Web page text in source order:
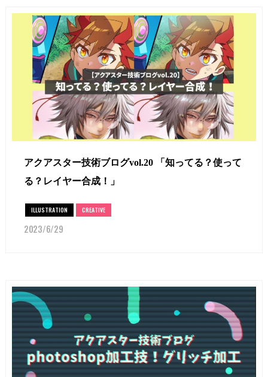
アクアスター技術ブログvol.20 「知ってる？使って
る？レイヤー合成！」
ILLUSTRATION CREATIVE
2023/6/29